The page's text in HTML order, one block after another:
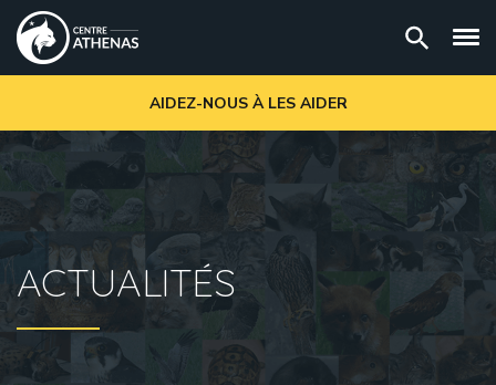
AIDEZ-NOUS À LES AIDER
ACTUALITÉS